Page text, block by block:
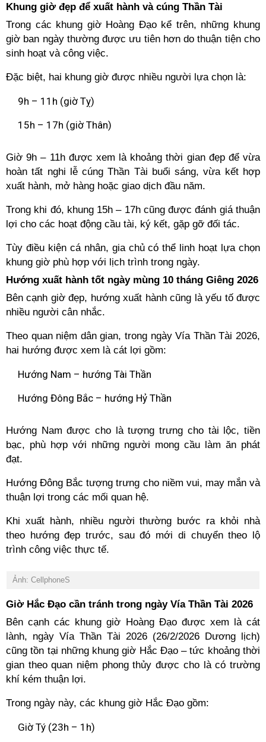
Khung giờ đẹp để xuất hành và cúng Thần Tài
Trong các khung giờ Hoàng Đạo kể trên, những khung
giờ ban ngày thường được ưu tiên hơn do thuận tiện cho
sinh hoạt và công việc.
Đặc biệt, hai khung giờ được nhiều người lựa chọn là:
9h – 11h (giờ Tỵ)
15h – 17h (giờ Thân)
Giờ 9h – 11h được xem là khoảng thời gian đẹp để vừa
hoàn tất nghi lễ cúng Thần Tài buổi sáng, vừa kết hợp
xuất hành, mở hàng hoặc giao dịch đầu năm.
Trong khi đó, khung 15h – 17h cũng được đánh giá thuận
lợi cho các hoạt động cầu tài, ký kết, gặp gỡ đối tác.
Tùy điều kiện cá nhân, gia chủ có thể linh hoạt lựa chọn
khung giờ phù hợp với lịch trình trong ngày.
Hướng xuất hành tốt ngày mùng 10 tháng Giêng 2026
Bên cạnh giờ đẹp, hướng xuất hành cũng là yếu tố được
nhiều người cân nhắc.
Theo quan niệm dân gian, trong ngày Vía Thần Tài 2026,
hai hướng được xem là cát lợi gồm:
Hướng Nam – hướng Tài Thần
Hướng Đông Bắc – hướng Hỷ Thần
Hướng Nam được cho là tượng trưng cho tài lộc, tiền
bạc, phù hợp với những người mong cầu làm ăn phát
đạt.
Hướng Đông Bắc tượng trưng cho niềm vui, may mắn và
thuận lợi trong các mối quan hệ.
Khi xuất hành, nhiều người thường bước ra khỏi nhà
theo hướng đẹp trước, sau đó mới di chuyển theo lộ
trình công việc thực tế.
Ảnh: CellphoneS
Giờ Hắc Đạo cần tránh trong ngày Vía Thần Tài 2026
Bên cạnh các khung giờ Hoàng Đạo được xem là cát
lành, ngày Vía Thần Tài 2026 (26/2/2026 Dương lịch)
cũng tồn tại những khung giờ Hắc Đạo – tức khoảng thời
gian theo quan niệm phong thủy được cho là có trường
khí kém thuận lợi.
Trong ngày này, các khung giờ Hắc Đạo gồm:
Giờ Tý (23h – 1h)